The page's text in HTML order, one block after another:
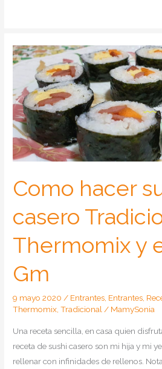
Como hacer
casero
Thermomix y
Gm
9 mayo 2020/ Entrantes, Entrantes,
Thermomix,Tradicional/ MamySonia
Una receta sencilla, en casa quien
receta de sushi casero son mi hija y mi
rellenar con infinidades de rellenos.